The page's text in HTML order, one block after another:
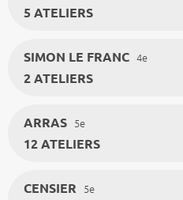
5 ATELIERS
SIMON LE FRANC 4e
2 ATELIERS
ARRAS 5e
12 ATELIERS
CENSIER 5e